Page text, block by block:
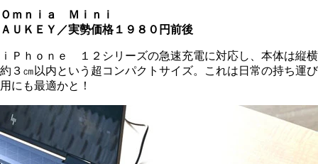
Ｏｍｎｉａ Ｍｉｎｉ
ＡＵＫＥＹ／実勢価格１９８０円前後
ｉＰｈｏｎｅ １２シリーズの急速充電に対応し、本体は縦横
約３㎝以内という超コンパクトサイズ。これは日常の持ち運び
用にも最適かと！